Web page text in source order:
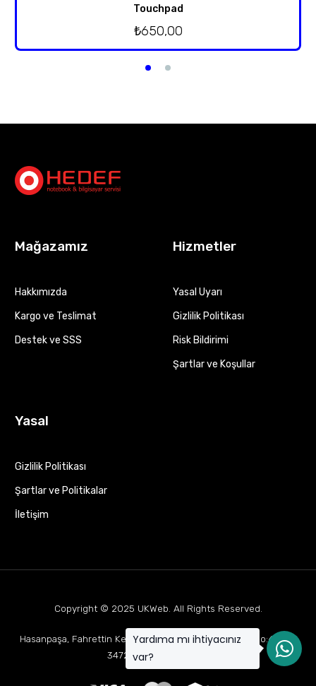
Touchpad
₺650,00
Mağazamız
Hakkımızda
Kargo ve Teslimat
Destek ve SSS
Hizmetler
Yasal Uyarı
Gizlilik Politikası
Risk Bildirimi
Şartlar ve Koşullar
Yasal
Gizlilik Politikası
Şartlar ve Politikalar
İletişim
Copyright © 2025 UKWeb . All Rights Reserved.
Hasanpaşa, Fahrettin Kerim Gökay Cd Mukaddes Apt No:63 D:1,
34722 Kadıköy/İstanbul
Yardıma mı ihtiyacınız
var?